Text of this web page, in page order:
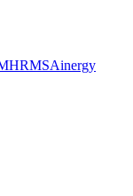
HRMSAinergy